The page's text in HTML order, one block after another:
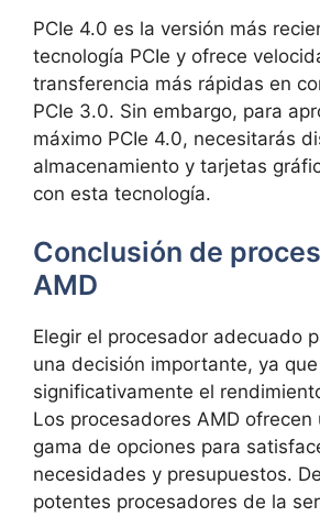
PCIe 4.0 es la versión más
tecnología PCIe y ofrece
transferencia más rápidas en
PCIe 3.0. Sin embargo, para
máximo PCIe 4.0, necesitarás
almacenamiento y tarjetas
con esta tecnología.
Conclusión de
AMD
Elegir el procesador adecuado
una decisión importante, ya
significativamente el
Los procesadores AMD ofrecen
gama de opciones para
necesidades y presupuestos.
potentes procesadores de la